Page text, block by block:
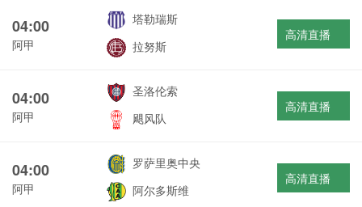
04:00
阿甲
塔勒瑞斯
拉努斯
高清直播
04:00
阿甲
圣洛伦索
飓风队
高清直播
04:00
阿甲
罗萨里奥中央
阿尔多斯维
高清直播